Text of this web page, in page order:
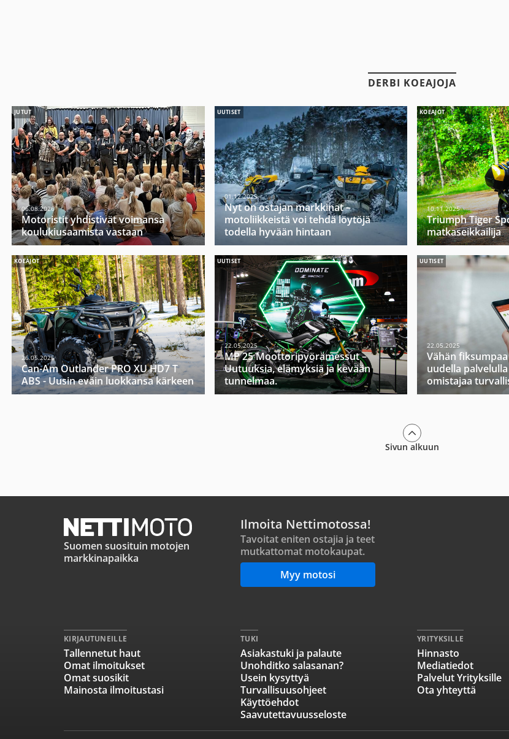
DERBI KOEAJOJA
JUTUT
06.08.2026
Motoristit yhdistivät voimansa
koulukiusaamista vastaan
UUTISET
01.12.2025
Nyt on ostajan markkinat –
motoliikkeistä voi tehdä löytöjä
todella hyvään hintaan
KOEAJOT
10.11.2025
Triumph Tiger
matkaseikkailija
KOEAJOT
26.05.2025
Can-Am Outlander PRO XU HD7 T
ABS - Uusin eväin luokkansa kärkeen
UUTISET
22.05.2025
MP 25 Moottoripyörämessut –
Uutuuksia, elämyksiä ja kevään
tunnelmaa.
UUTISET
22.05.2025
Vähän
uudella
omistajaa
Sivun alkuun
Suomen suosituin motojen
markkinapaikka
Ilmoita Nettimotossa!
Tavoitat eniten ostajia ja teet
mutkattomat motokaupat.
Myy motosi
KIRJAUTUNEILLE
Tallennetut haut
Omat ilmoitukset
Omat suosikit
Mainosta ilmoitustasi
TUKI
Asiakastuki ja palaute
Unohditko salasanan?
Usein kysyttyä
Turvallisuusohjeet
Käyttöehdot
Saavutettavuusseloste
YRITYKSILLE
Hinnasto
Mediatiedot
Palvelut Yrityksille
Ota yhteyttä